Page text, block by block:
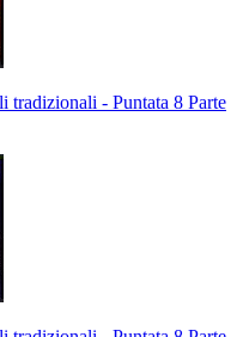
- Puntata 8 Parte